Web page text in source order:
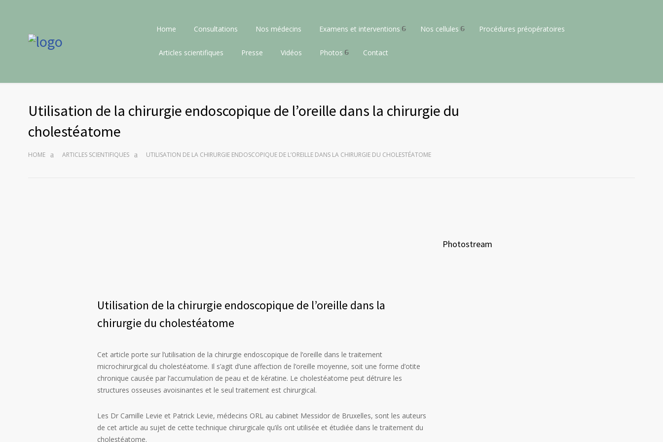
Home Consultations Nos médecins Examens et interventions Nos cellules Procédures préopératoires
Articles scientifiques Presse Vidéos Photos Contact
Utilisation de la chirurgie endoscopique de l’oreille dans la chirurgie du
cholestéatome
HOME ARTICLES SCIENTIFIQUES UTILISATION DE LA CHIRURGIE ENDOSCOPIQUE DE L’OREILLE DANS LA CHIRURGIE DU CHOLESTÉATOME
Utilisation de la chirurgie endoscopique de l’oreille dans la
chirurgie du cholestéatome
Cet article porte sur l’utilisation de la chirurgie endoscopique de l’oreille dans le traitement
microchirurgical du cholestéatome. Il s’agit d’une affection de l’oreille moyenne, soit une forme d’otite
chronique causée par l’accumulation de peau et de kératine. Le cholestéatome peut détruire les
structures osseuses avoisinantes et le seul traitement est chirurgical.
Les Dr Camille Levie et Patrick Levie, médecins ORL au cabinet Messidor de Bruxelles, sont les auteurs
de cet article au sujet de cette technique chirurgicale qu’ils ont utilisée et étudiée dans le traitement du
cholestéatome.
Photostream